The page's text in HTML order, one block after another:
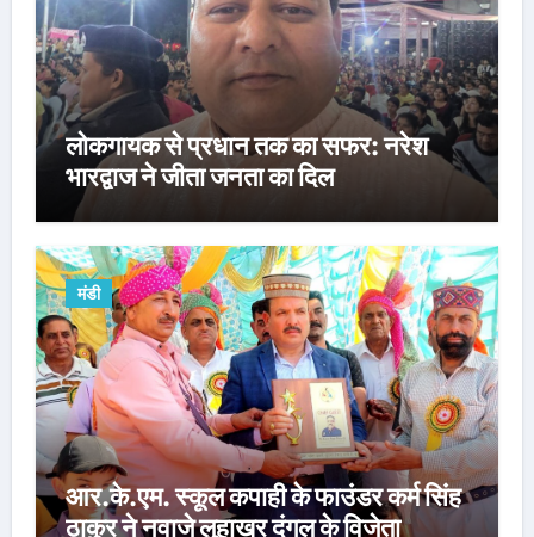
लोकगायक से प्रधान तक का सफर: नरेश
भारद्वाज ने जीता जनता का दिल
मंडी
आर.के.एम. स्कूल कपाही के फाउंडर कर्म सिंह
ठाकुर ने नवाजे लुहाखर दंगल के विजेता